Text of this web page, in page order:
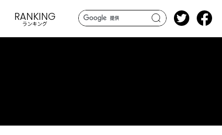
search
RANKING
ランキング